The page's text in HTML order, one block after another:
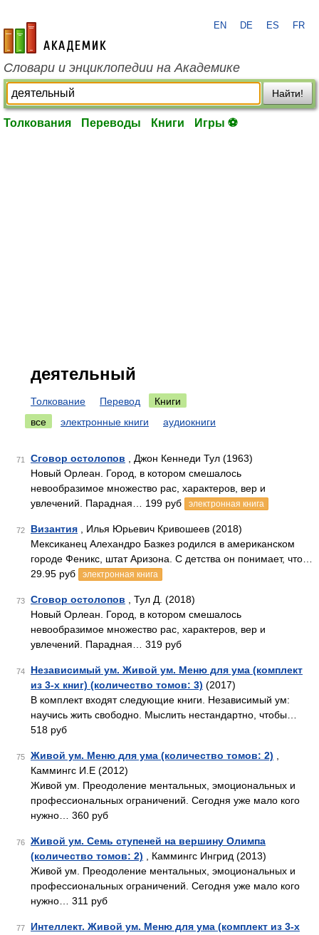
academic.ru
EN DE ES FR
Словари и энциклопедии на Академике
Найти!
Толкования Переводы Книги Игры ⚽
деятельный
Толкование Перевод
Книги
все
электронные книги аудиокниги
71 Сговор остолопов , Джон Кеннеди Тул (1963)
Новый Орлеан. Город, в котором смешалось
невообразимое множество рас, характеров, вер и
увлечений. Парадная… 199 руб
электронная книга
72 Византия , Илья Юрьевич Кривошеев (2018)
Мексиканец Алехандро Базкез родился в американском
городе Феникс, штат Аризона. С детства он понимает, что…
29.95 руб
электронная книга
73 Сговор остолопов , Тул Д. (2018)
Новый Орлеан. Город, в котором смешалось
невообразимое множество рас, характеров, вер и
увлечений. Парадная… 319 руб
74
Независимый ум. Живой ум. Меню для ума (комплект
из 3-х книг) (количество томов: 3) (2017)
В комплект входят следующие книги. Независимый ум:
научись жить свободно. Мыслить нестандартно, чтобы…
518 руб
75 Живой ум. Меню для ума (количество томов: 2)
Каммингс И.Е (2012)
Живой ум. Преодоление ментальных, эмоциональных и
профессиональных ограничений. Сегодня уже мало кого
нужно… 360 руб
76
Живой ум. Семь ступеней на вершину Олимпа
(количество томов: 2) , Каммингс Ингрид (2013)
Живой ум. Преодоление ментальных, эмоциональных и
профессиональных ограничений. Сегодня уже мало кого
нужно… 311 руб
77
Интеллект. Живой ум. Меню для ума (комплект из 3-х